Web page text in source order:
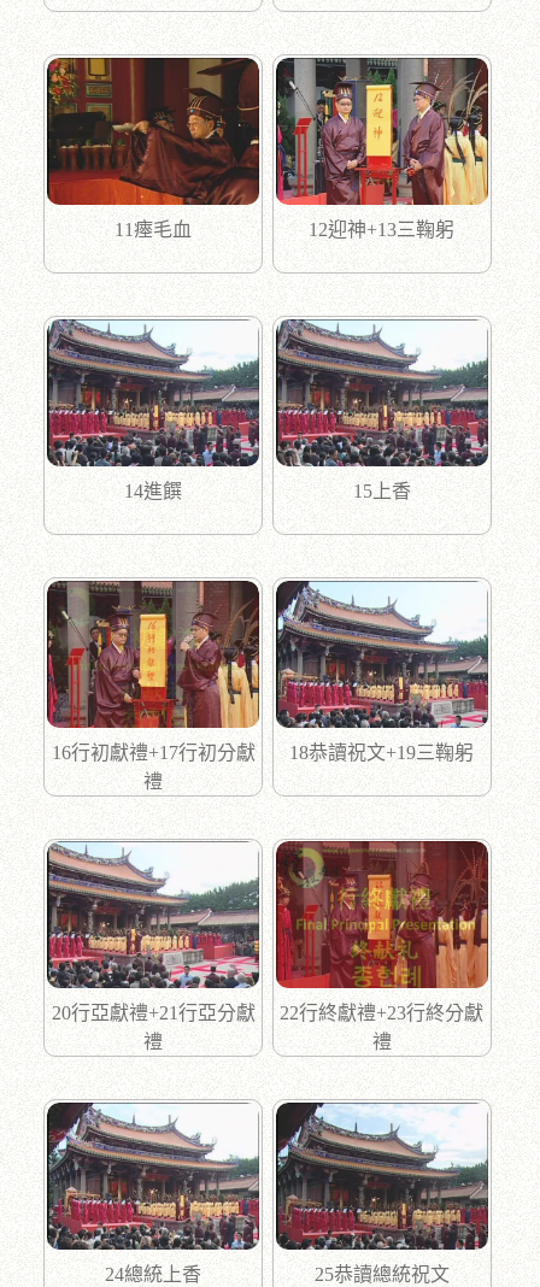
11瘞毛血 12迎神+13三鞠躬
14進饌 15上香
16行初獻禮+17行初分獻
禮
18恭讀祝文+19三鞠躬
20行亞獻禮+21行亞分獻
禮
22行終獻禮+23行終分獻
禮
24總統上香 25恭讀總統祝文